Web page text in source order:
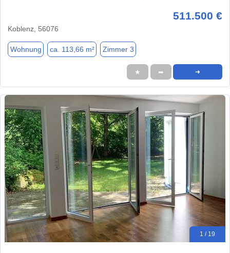
511.500 €
Koblenz, 56076
Wohnung ca. 113,66 m² Zimmer 3
★ ➦ ➜
1 / 19